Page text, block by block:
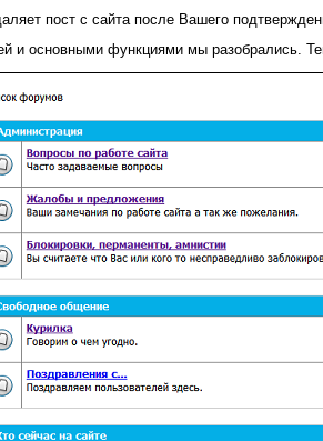
пост с сайта после Вашего
и основными функциями мы разобрались.